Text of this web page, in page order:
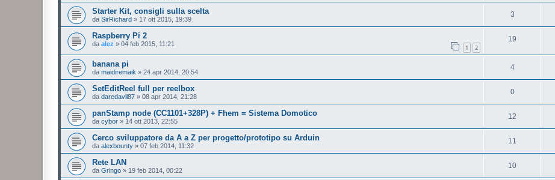
Starter Kit, consigli sulla scelta
da SirRichard » 17 ott 2015, 19:39
3
Raspberry Pi 2
da alez » 04 feb 2015, 11:21 1 2
19
banana pi
da maidiremaik » 24 apr 2014, 20:54
4
SetEditReel full per reelbox
da daredavil87 » 08 apr 2014, 21:28
0
panStamp node (CC1101+328P) + Fhem = Sistema Domotico
da cybor » 14 ott 2013, 22:55
12
Cerco sviluppatore da A a Z per progetto/prototipo su Arduin
da alexbounty » 07 feb 2014, 11:32
11
Rete LAN
da Gringo » 19 feb 2014, 00:22
10